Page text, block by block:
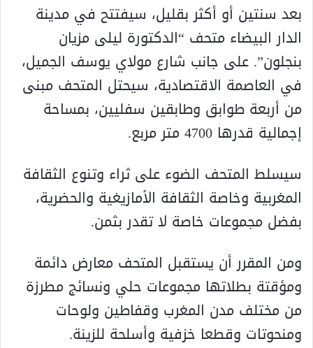
بعد سنتين أو أكثر بقليل، سيفتتح في مدينة
الدار البيضاء متحف “الدكتورة ليلى مزيان
بنجلون”. على جانب شارع مولاي يوسف الجميل،
في العاصمة الاقتصادية، سيحتل المتحف مبنى
من أربعة طوابق وطابقين سفليين، بمساحة
إجمالية قدرها 4700 متر مربع.
سيسلط المتحف الضوء على ثراء وتنوع الثقافة
المغربية وخاصة الثقافة الأمازيغية والحضرية،
بفضل مجموعات خاصة لا تقدر بثمن.
ومن المقرر أن يستقبل المتحف معارض دائمة
ومؤقتة بطلاتها مجموعات حلي ونسائج مطرزة
من مختلف مدن المغرب وقفاطين ولوحات
ومنحوتات وقطعا خزفية وأسلحة للزينة.